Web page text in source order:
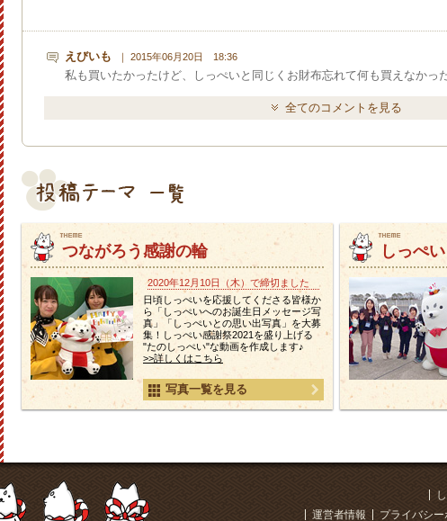
えびいも ｜ 2015年06月20日 18:36
私も買いたかったけど、しっぺいと同じくお財布忘れて何も買えなかっ
全てのコメントを見る
つながろう感謝の輪
2020年12月10日（木）で締切ました
日頃しっぺいを応援してくださる皆様か
ら「しっぺいへのお誕生日メッセージ写
真」「しっぺいとの思い出写真」を大募
集！しっぺい感謝祭2021を盛り上げる
"たのしっぺい"な動画を作成します♪
>>詳しくはこちら
写真一覧を見る
しっぺ
プライバシー
運営者情報